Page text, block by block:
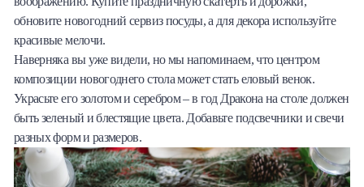
обновите новогодний сервиз посуды, а для декора используйте
красивые мелочи.
Наверняка вы уже видели, но мы напоминаем, что центром
композиции новогоднего стола может стать еловый венок.
Украсьте его золотом и серебром – в год Дракона на столе должен
быть зеленый и блестящие цвета. Добавьте подсвечники и свечи
разных форм и размеров.